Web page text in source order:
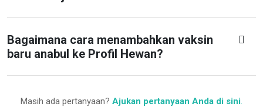
Bagaimana cara menambahkan vaksin
baru anabul ke Profil Hewan?
Masih ada pertanyaan? Ajukan pertanyaan Anda di sini.